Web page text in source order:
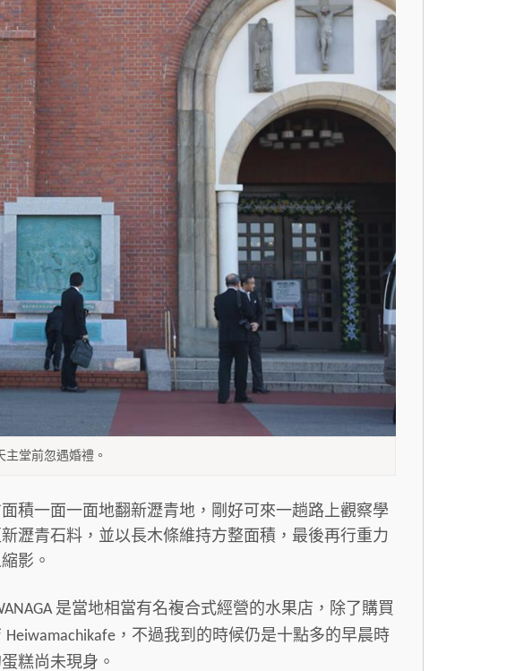
主堂前忽遇婚禮。
積一面一面地翻新瀝青地，剛好可來一趟路上觀察學
瀝青石料，並以長木條維持方整面積，最後再行重力
影。
是當地相當有名複合式經營的水果店，除了購買
Heiwamachikafe ，不過我到的時候仍是十點多的早晨時
糕尚未現身。